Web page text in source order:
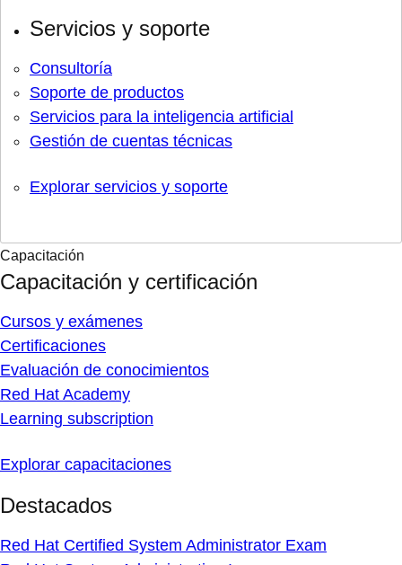
Servicios y soporte
Consultoría
Soporte de productos
Servicios para la inteligencia artificial
Gestión de cuentas técnicas
Explorar servicios y soporte
Capacitación
Capacitación y certificación
Cursos y exámenes
Certificaciones
Evaluación de conocimientos
Red Hat Academy
Learning subscription
Explorar capacitaciones
Destacados
Red Hat Certified System Administrator Exam